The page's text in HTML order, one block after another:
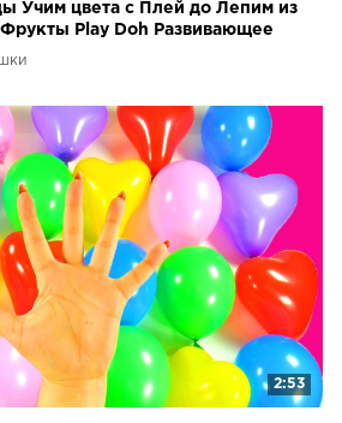
Учим цвета с Плей до Лепим из
Play Doh Развивающее
2:53